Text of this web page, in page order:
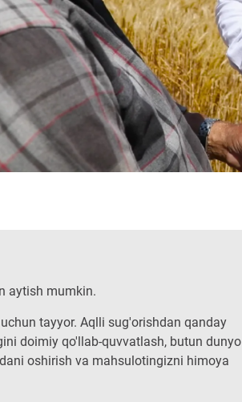
aytish mumkin.
tayyor. Aqlli sug'orishdan qanday
doimiy qo'llab-quvvatlash, butun dunyo
oshirish va mahsulotingizni himoya